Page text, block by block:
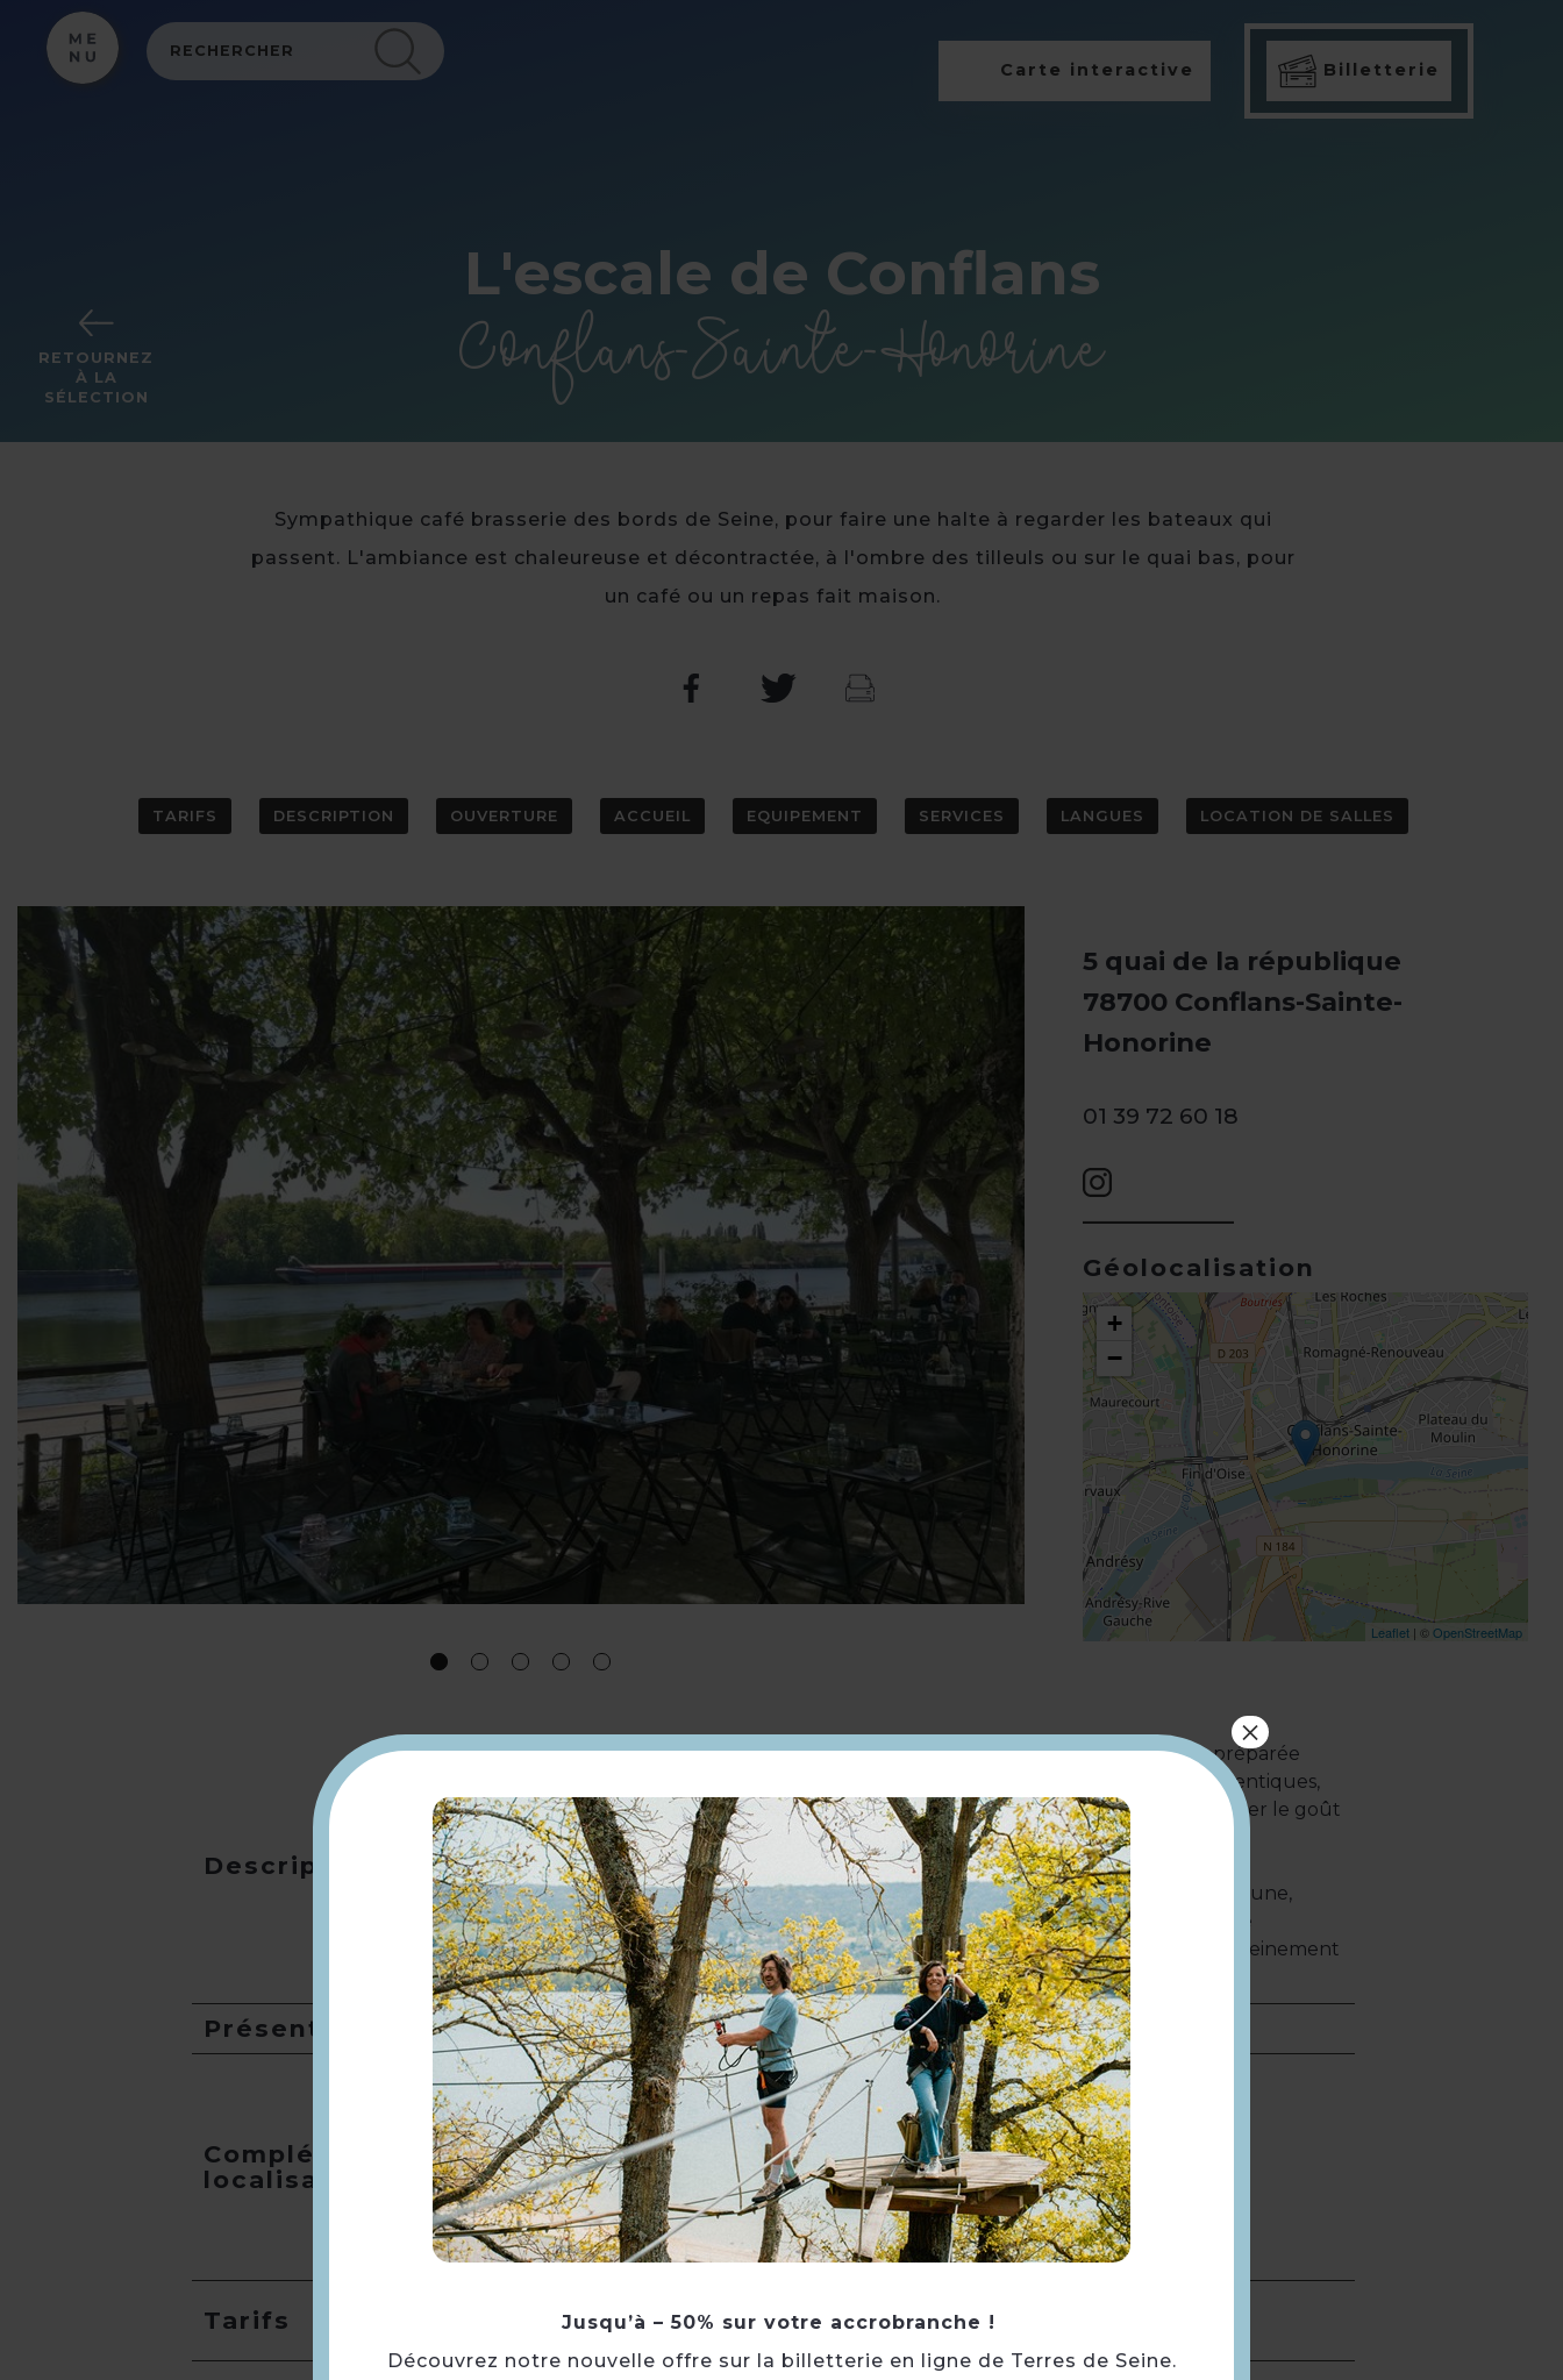
Carte interactive Billetterie
RETOURNEZ
À LA
SÉLECTION
L'escale de Conflans
Conflans-Sainte-Honorine
Sympathique café brasserie des bords de Seine, pour faire une halte à regarder les bateaux qui
passent. L'ambiance est chaleureuse et décontractée, à l'ombre des tilleuls ou sur le quai bas, pour
un café ou un repas fait maison.
TARIFS DESCRIPTION OUVERTURE ACCUEIL EQUIPEMENT SERVICES LANGUES LOCATION DE SALLES
5 quai de la république
78700 Conflans-Sainte-
Honorine
01 39 72 60 18
Géolocalisation
+
−
Leaflet | ©OpenStreetMap
Description
La maison propose une cuisine traditionnelle entièrement faite maison, préparée
avec soin à partir de produits de qualité. Les recettes, généreuses et authentiques,
mettent à l'honneur les saveurs de la cuisine française et invitent à retrouver le goût
des repas simples et gourmands.
Aux beaux jours, deux terrasses offrent des ambiances complémentaires. L'une,
ombragée sous les arbres, est idéale pour un moment de détente en toute
tranquillité. L'autre, installée sur les quais de la Seine, permet de profiter pleinement
du charme des berges et de l'animation du fleuve.
Présentation
Compléments
localisation
Gare SNCF à 1,1 km à pieds
Rivière ou fleuve à moins de 300 m
Au bord de l'eau
Vue sur fleuve ou rivière
Sur le port
Tarifs
Complément : Plats entre 14 et 22 €
Jusqu’à – 50% sur votre accrobranche !
Découvrez notre nouvelle offre sur la billetterie en ligne de Terres de Seine.
×
Panneau de gestion des cookies